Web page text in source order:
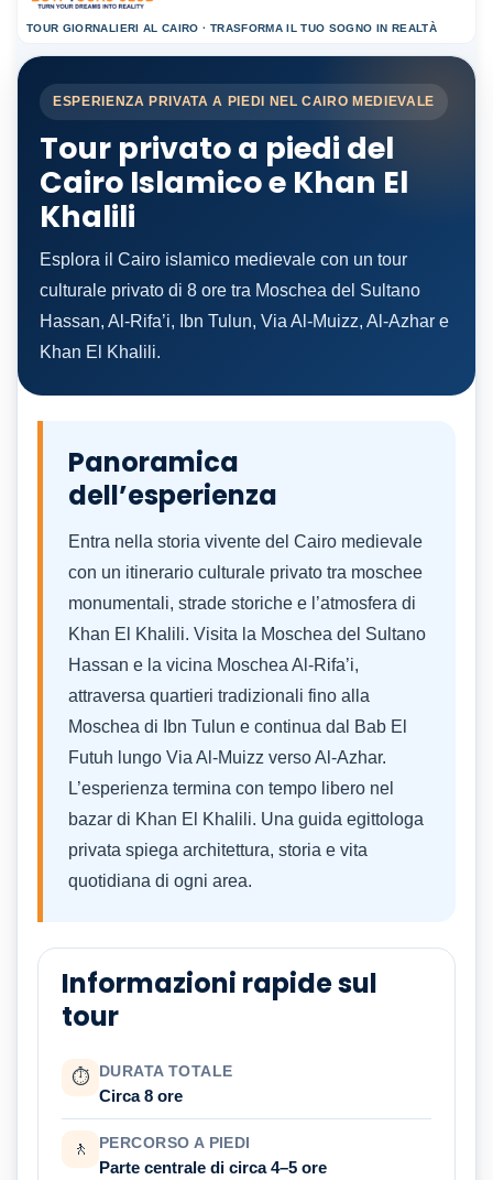
TOUR GIORNALIERI AL CAIRO · TRASFORMA IL TUO SOGNO IN REALTÀ
ESPERIENZA PRIVATA A PIEDI NEL CAIRO MEDIEVALE
Tour privato a piedi del
Cairo Islamico e Khan El
Khalili
Esplora il Cairo islamico medievale con un tour
culturale privato di 8 ore tra Moschea del Sultano
Hassan, Al-Rifa’i, Ibn Tulun, Via Al-Muizz, Al-Azhar e
Khan El Khalili.
Panoramica
dell’esperienza
Entra nella storia vivente del Cairo medievale
con un itinerario culturale privato tra moschee
monumentali, strade storiche e l’atmosfera di
Khan El Khalili. Visita la Moschea del Sultano
Hassan e la vicina Moschea Al-Rifa’i,
attraversa quartieri tradizionali fino alla
Moschea di Ibn Tulun e continua dal Bab El
Futuh lungo Via Al-Muizz verso Al-Azhar.
L’esperienza termina con tempo libero nel
bazar di Khan El Khalili. Una guida egittologa
privata spiega architettura, storia e vita
quotidiana di ogni area.
Informazioni rapide sul
tour
⏱ DURATA TOTALE
Circa 8 ore
🚶 PERCORSO A PIEDI
Parte centrale di circa 4–5 ore